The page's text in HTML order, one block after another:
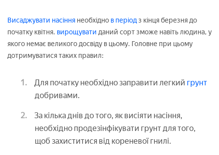
Висаджувати насіння необхідно в періодз кінця березня до
початку квітня. вирощувати даний сорт зможе навіть людина, у
якого немає великого досвіду в цьому. Головне при цьому
дотримуватися таких правил:
Для початку необхідно заправити легкий грунт
добривами.
За кілька днів до того, як висіяти насіння,
необхідно продезінфікувати грунт для того,
щоб захиститися від кореневої гнилі.